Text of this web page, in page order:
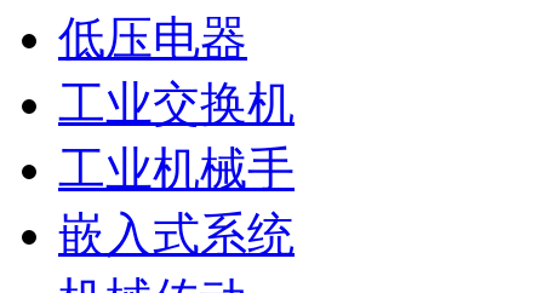
低压电器
工业交换机
工业机械手
嵌入式系统